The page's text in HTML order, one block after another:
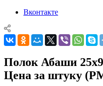
Вконтакте
Полок Абаши
Цена за штуку